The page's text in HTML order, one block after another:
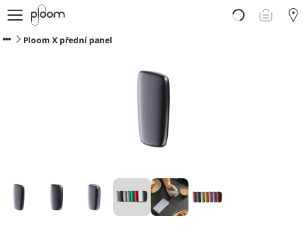
E-shop
Proč Ploom?
Ploom X přední panel